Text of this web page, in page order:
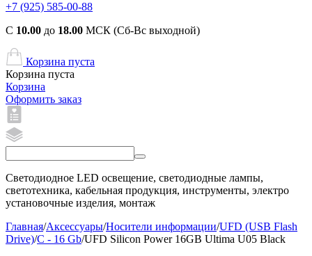
+7 (925) 585-00-88
С 10.00 до 18.00 МСК (Сб-Вс выходной)
Корзина пуста
Корзина пуста
Корзина
Оформить заказ
Светодиодное LED освещение, светодиодные лампы,
светотехника, кабельная продукция, инструменты, электро
установочные изделия, монтаж
Главная/Аксессуары/Носители информации/UFD (USB Flash
Drive)/C - 16 Gb/UFD Silicon Power 16GB Ultima U05 Black